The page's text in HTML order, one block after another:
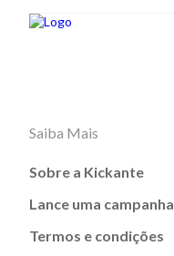
Saiba Mais
Sobre a Kickante
Lance uma campanha
Termos e condições